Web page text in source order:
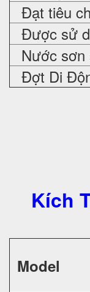
Đạt tiêu
Được sử
Nước sơn
Đợt Di
Kích
Model